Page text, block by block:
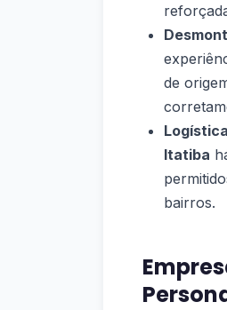
de
Itatiba
bairros.